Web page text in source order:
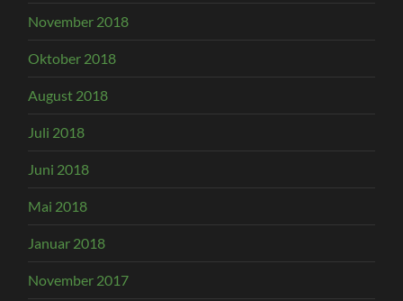
November 2018
Oktober 2018
August 2018
Juli 2018
Juni 2018
Mai 2018
Januar 2018
November 2017